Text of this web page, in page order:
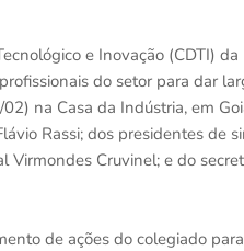
e Inovação (CDTI)
do setor para dar
na Casa da Indústria, em
Rassi; dos presidentes de
Virmondes Cruvinel; e do
de ações do colegiado